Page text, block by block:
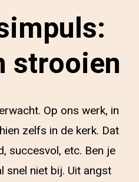
strooien
Op ons werk, in
zelfs in de kerk. Dat
succesvol, etc. Ben je
snel niet bij. Uit angst